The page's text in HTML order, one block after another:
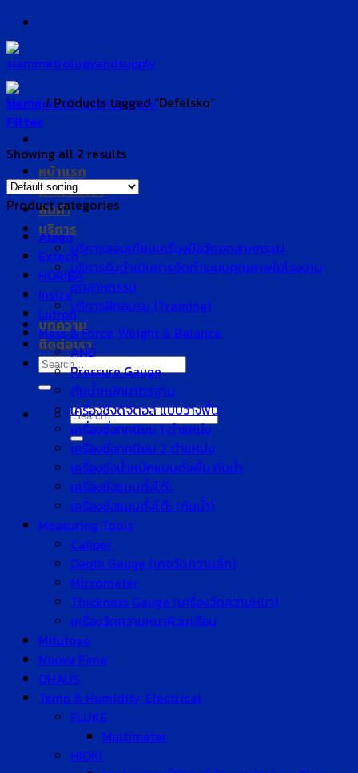
Skip
to
content
หน้าแรก
เกี่ยวกับเรา
สินค้า
บริการ
บริการสอบเทียบเครื่องมือวัดอุตสาหกรรม
บริการรับดำเนินการจัดทำระบบคุณภาพในโรงงาน
อุตสาหกรรม
บริการฝึกอบรม (Training)
บทความ
ติดต่อเรา
Search
for:
Search
for:
Home /Products tagged “Defelsko”
Filter
Showing all 2 results
Product categories
Atago
Extech
HORIBA
Insize
Lutron
Mass & Force, Weight & Balance
AND
Pressure Gauge
ตุ้มน้ำหนักมาตรฐาน
เครื่องชั่งดิจิตอล แบบวางพื้น
เครื่องชั่งทศนิยม 1 ตำแหน่ง
เครื่องชั่งทศนิยม 2 ตำแหน่ง
เครื่องชั่งน้ำหนักแบบตั้งพื้น กันน้ำ
เครื่องชั่งแบบตั้งโต๊ะ
เครื่องชั่งแบบตั้งโต๊ะ (กันน้ำ)
Measuring Tools
Caliper
Depth Gauge (เกจวัดความลึก)
Micrometer
Thickness Gauge (เครื่องวัดความหนา)
เครื่องวัดความหนาผิวเคลือบ
Mitutoyo
Nuova Fima
OHAUS
Temp & Humidity, Electrical
FLUKE
Multimeter
HIOKI